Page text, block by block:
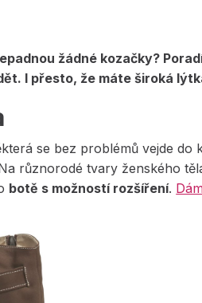
žádné kozačky?
I přesto, že máte široká
se bez problémů vejde do
různorodé tvary ženského
botě s možností rozšíření.